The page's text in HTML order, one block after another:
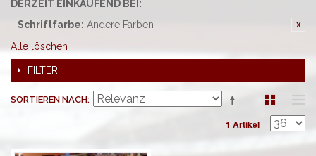
DERZEIT EINKAUFEND BEI:
Schriftfarbe: Andere Farben
Alle löschen
FILTER
SORTIEREN NACH
1 Artikel